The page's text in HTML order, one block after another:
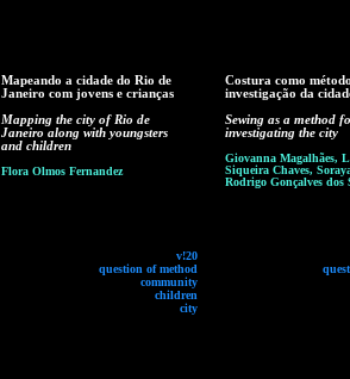
Mapeando a cidade do Rio de
Janeiro com jovens e crianças
Mapping the city of Rio de
Janeiro along with youngsters
and children
Flora Olmos Fernandez
v!20
question of method
community
children
city
Costura como
investigação da
Sewing as a method
investigating the city
Giovanna Magalhães,
Siqueira Chaves,
Rodrigo Gonçalves dos